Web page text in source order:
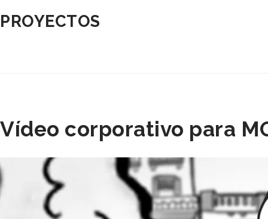
PROYECTOS
Vídeo corporativo para